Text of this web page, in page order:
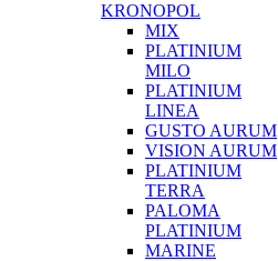
KRONOPOL
MIX
PLATINIUM
MILO
PLATINIUM
LINEA
GUSTO AURUM
VISION AURUM
PLATINIUM
TERRA
PALOMA
PLATINIUM
MARINE